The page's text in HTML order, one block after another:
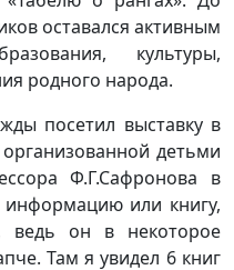
оставался активным
культуры,
родного народа.
посетил выставку в
детьми
Ф.Г.Сафронова в
информацию или книгу,
ведь он в некоторое
Там я увидел 6 книг